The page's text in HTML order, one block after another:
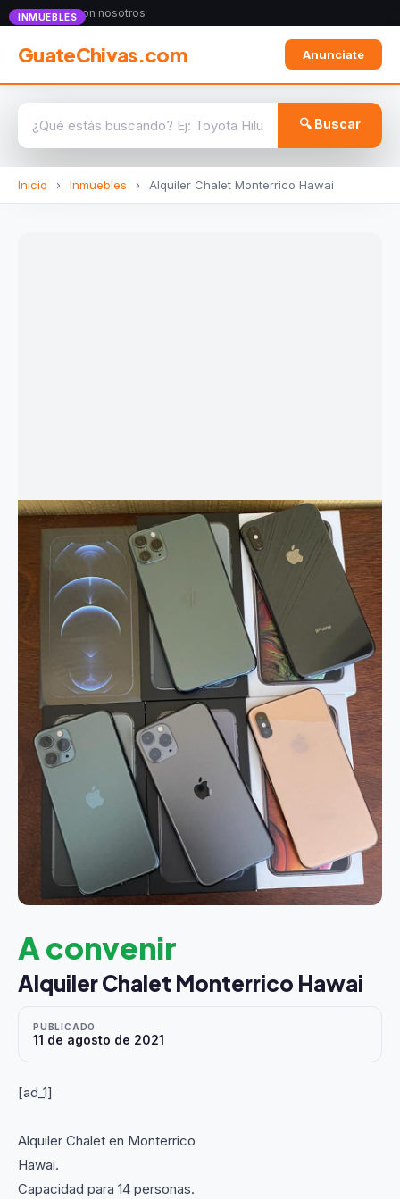
Anunciate con nosotros
GuateChivas.com Anunciate
🔍 Buscar
Inicio › Inmuebles › Alquiler Chalet Monterrico Hawai
INMUEBLES
A convenir
Alquiler Chalet Monterrico Hawai
PUBLICADO
11 de agosto de 2021
[ad_1]
Alquiler Chalet en Monterrico
Hawai.
Capacidad para 14 personas.